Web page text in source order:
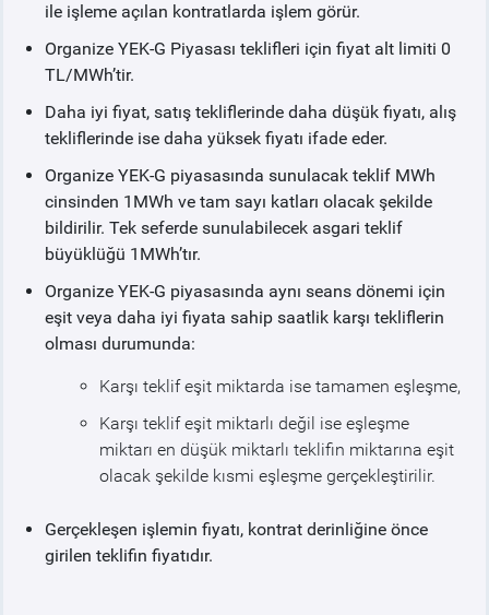
ile işleme açılan kontratlarda işlem görür.
Organize YEK-G Piyasası teklifleri için fiyat alt limiti 0
TL/MWh’tir.
Daha iyi fiyat, satış tekliflerinde daha düşük fiyatı, alış
tekliflerinde ise daha yüksek fiyatı ifade eder.
Organize YEK-G piyasasında sunulacak teklif MWh
cinsinden 1MWh ve tam sayı katları olacak şekilde
bildirilir. Tek seferde sunulabilecek asgari teklif
büyüklüğü 1MWh’tır.
Organize YEK-G piyasasında aynı seans dönemi için
eşit veya daha iyi fiyata sahip saatlik karşı tekliflerin
olması durumunda:
Karşı teklif eşit miktarda ise tamamen eşleşme,
Karşı teklif eşit miktarlı değil ise eşleşme
miktarı en düşük miktarlı teklifin miktarına eşit
olacak şekilde kısmi eşleşme gerçekleştirilir.
Gerçekleşen işlemin fiyatı, kontrat derinliğine önce
girilen teklifin fiyatıdır.